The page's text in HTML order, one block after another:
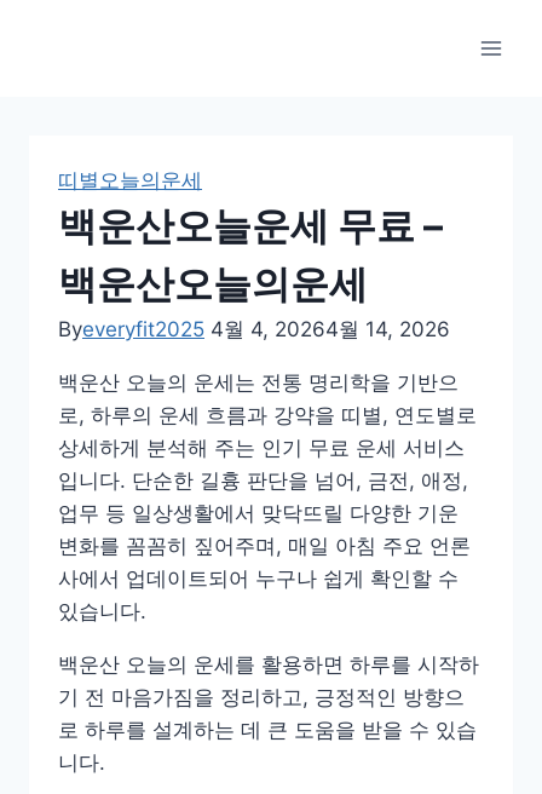
띠별오늘의운세
백운산오늘운세 무료 –
백운산오늘의운세
Byeveryfit2025 4월 4, 20264월 14, 2026
백운산 오늘의 운세는 전통 명리학을 기반으
로, 하루의 운세 흐름과 강약을 띠별, 연도별로
상세하게 분석해 주는 인기 무료 운세 서비스
입니다. 단순한 길흉 판단을 넘어, 금전, 애정,
업무 등 일상생활에서 맞닥뜨릴 다양한 기운
변화를 꼼꼼히 짚어주며, 매일 아침 주요 언론
사에서 업데이트되어 누구나 쉽게 확인할 수
있습니다.
백운산 오늘의 운세를 활용하면 하루를 시작하
기 전 마음가짐을 정리하고, 긍정적인 방향으
로 하루를 설계하는 데 큰 도움을 받을 수 있습
니다.